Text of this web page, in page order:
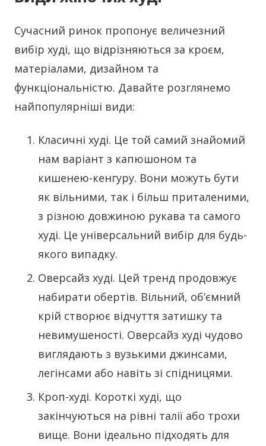
Сучасний ринок пропонує величезний
вибір худі, що відрізняються за кроєм,
матеріалами, дизайном та
функціональністю. Давайте розглянемо
найпопулярніші види:
Класичні худі. Це той самий знайомий
нам варіант з капюшоном та
кишенею-кенгуру. Вони можуть бути
як вільними, так і більш приталеними,
з різною довжиною рукава та самого
худі. Це універсальний вибір для будь-
якого випадку.
Оверсайз худі. Цей тренд продовжує
набирати обертів. Вільний, об’ємний
крій створює відчуття затишку та
невимушеності. Оверсайз худі чудово
виглядають з вузькими джинсами,
легінсами або навіть зі спідницями.
Кроп-худі. Короткі худі, що
закінчуються на рівні талії або трохи
вище. Вони ідеально підходять для